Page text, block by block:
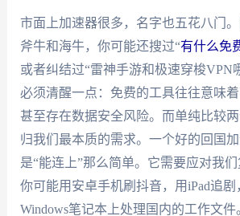
市面上加速器很多，名字也五花八门
斧牛和海牛，你可能还搜过“有什么免
或者纠结过“雷神手游和极速穿梭VPN
必须清醒一点：免费的工具往往意味着
甚至存在数据安全风险。而单纯比较
归我们最本质的需求。一个好的回国
是“能连上”那么简单。它需要应对我们
你可能用安卓手机刷抖音，用iPad追
Windows笔记本上处理国内的工作文